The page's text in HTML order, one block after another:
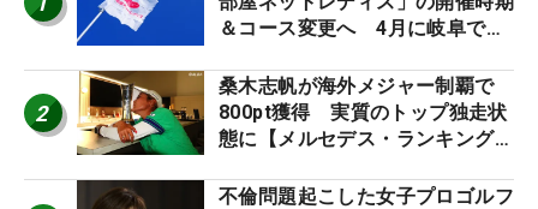
＆コース変更へ 4月に岐阜で開
2
桑木志帆が海外メジャー制覇で
800pt獲得 実質のトップ独走状
態に【メルセデス・ランキング番
不倫問題起こした女子プロゴルフ